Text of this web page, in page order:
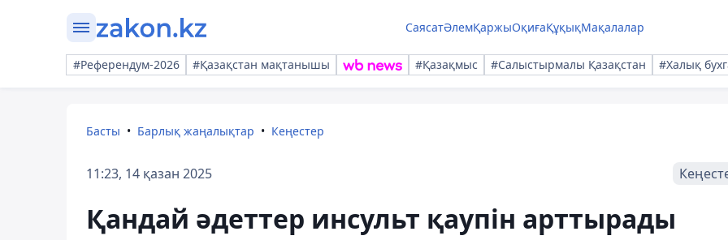
СаясатӘлемҚаржыОқиғаҚұқықМақалалар
#Референдум-2026 #Қазақстан мақтанышы #Қазақмыс #Салыстырмалы Қазақстан #Халық
Басты Барлық жаңалықтар Кеңестер
11:23, 14 қазан 2025
Қандай әдеттер инсульт қаупін арттырады